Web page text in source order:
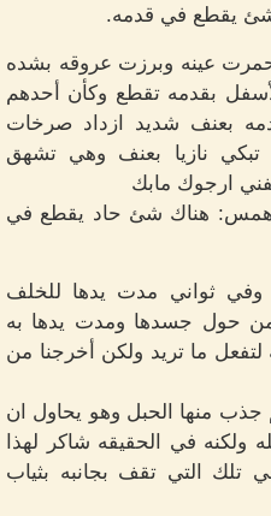
يقطع في قدمه.
عينه وبرزت عروقه بشده
بقدمه تقطع وكأن أحدهم
بعنف شديد ازداد صرخات
تبكي نازيا بعنف وهي تشهق
ارجوك مابك
هناك شئ حاد يقطع في
وفي ثواني مدت يدها للخلف
حول جسدها ومدت يدها به
ما تريد ولكن أخرجنا من
منها الحبل وهو يحاول ان
ولكنه في الحقيقه شاكر لهذا
تلك التي تقف بجانبه بثياب